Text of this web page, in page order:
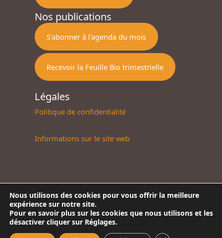
Nos publications
S'abonner à l'agenda du mois
Recevoir la Feuille Bio trimestrielle
Légales
Politique de confidentialité
Informations sur le site web
Copyright © 2026 ADABio | Développeurs Théo LESAGE, Maïlys
ETIEVANT
Nous utilisons des cookies pour vous offrir la meilleure
expérience sur notre site.
Pour en savoir plus sur les cookies que nous utilisons et les
désactiver cliquer sur Réglages.